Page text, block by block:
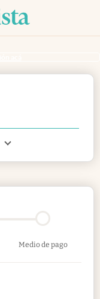
Medio de pago